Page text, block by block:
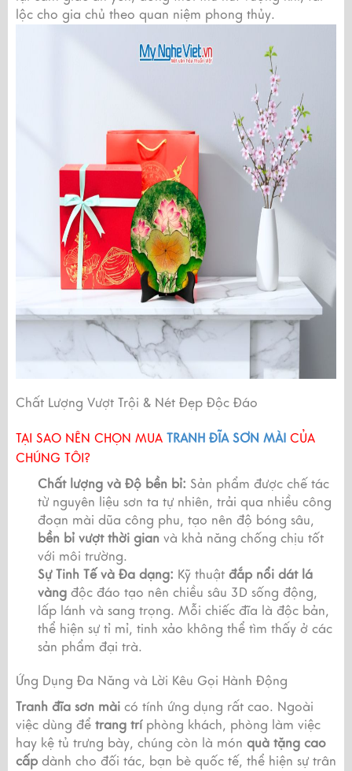
lộc cho gia chủ theo quan niệm phong thủy.
Chất Lượng Vượt Trội & Nét Đẹp Độc Đáo
TẠI SAO NÊN CHỌN MUA TRANH ĐĨA SƠN MÀI CỦA
CHÚNG TÔI?
Chất lượng và Độ bền bỉ: Sản phẩm được chế tác
từ nguyên liệu sơn ta tự nhiên, trải qua nhiều công
đoạn mài dũa công phu, tạo nên độ bóng sâu,
bền bỉ vượt thời gian và khả năng chống chịu tốt
với môi trường.
Sự Tinh Tế và Đa dạng: Kỹ thuật đắp nổi dát lá
vàng độc đáo tạo nên chiều sâu 3D sống động,
lấp lánh và sang trọng. Mỗi chiếc đĩa là độc bản,
thể hiện sự tỉ mỉ, tinh xảo không thể tìm thấy ở các
sản phẩm đại trà.
Ứng Dụng Đa Năng và Lời Kêu Gọi Hành Động
Tranh đĩa sơn mài có tính ứng dụng rất cao. Ngoài
việc dùng để trang tríphòng khách, phòng làm việc
hay kệ tủ trưng bày, chúng còn là món quà tặng cao
cấp dành cho đối tác, bạn bè quốc tế, thể hiện sự trân